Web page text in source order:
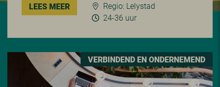
LEES MEER
Regio: Lelystad
24-36 uur
VERBINDEND EN ONDERNEMEND